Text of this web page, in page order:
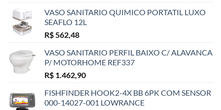
VASO SANITARIO QUIMICO PORTATIL LUXO
SEAFLO 12L
R$562,48
VASO SANITARIO PERFIL BAIXO C/ ALAVANCA
P/ MOTORHOME REF337
R$ 1.462,90
FISHFINDER HOOK2-4X BB 6PK COM SENSOR
000-14027-001 LOWRANCE